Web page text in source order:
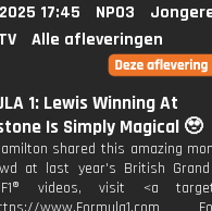
17:45 NPO3
Alle afleveringen
1: Lewis Winning At
Is Simply Magical 🥹
shared this amazing
at last year's British
videos, visit <a